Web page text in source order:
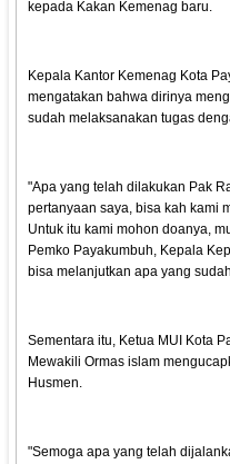
kepada Kakan Kemenag baru.
Kepala Kantor Kemenag Kota
mengatakan bahwa dirinya
sudah melaksanakan tugas
"Apa yang telah dilakukan Pak
pertanyaan saya, bisa kah kami
Untuk itu kami mohon doanya,
Pemko Payakumbuh, Kepala
bisa melanjutkan apa yang
Sementara itu, Ketua MUI Kota
Mewakili Ormas islam
Husmen.
"Semoga apa yang telah